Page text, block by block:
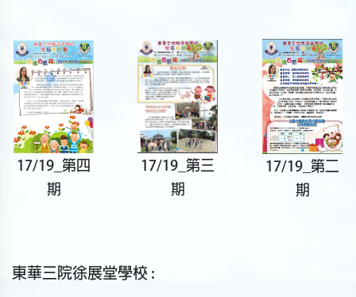
17/19_第四
期
17/19_第三
期
17/19_第二
期
東華三院徐展堂學校 :